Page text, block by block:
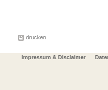
drucken
Impressum & Disclaimer